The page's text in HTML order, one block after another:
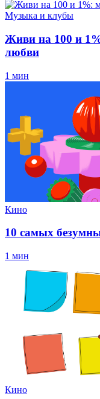
Музыка и клубы
Живи на 100 и
любви
1 мин
Кино
10 самых
1 мин
Кино